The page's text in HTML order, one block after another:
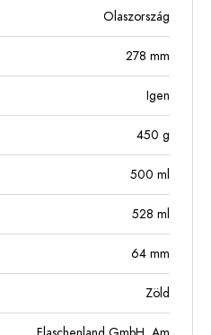
Olaszország
278 mm
Igen
450 g
500 ml
528 ml
64 mm
Zöld